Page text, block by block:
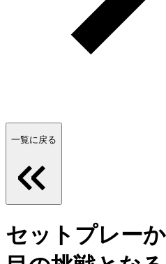
一覧に戻る
セットプレー